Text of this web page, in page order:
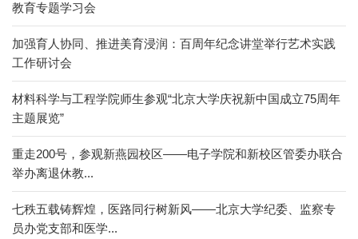
教育专题学习会
加强育人协同、推进美育浸润：百周年纪念讲堂举行艺术实践
工作研讨会
材料科学与工程学院师生参观“北京大学庆祝新中国成立75周年
主题展览”
重走200号，参观新燕园校区——电子学院和新校区管委办联合
举办离退休教...
七秩五载铸辉煌，医路同行树新风——北京大学纪委、监察专
员办党支部和医学...